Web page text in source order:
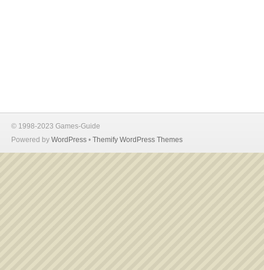
© 1998-2023 Games-Guide
Powered by WordPress • Themify WordPress Themes